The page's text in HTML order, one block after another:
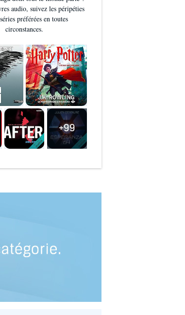
audio, suivez les péripéties
préférées en toutes
circonstances.
+99